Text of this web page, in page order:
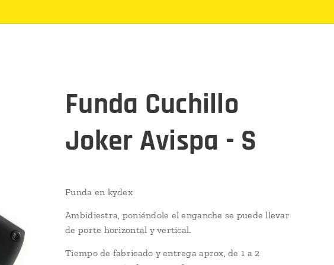
Funda Cuchillo
Joker Avispa - S
Funda en kydex
Ambidiestra, poniéndole el enganche se puede llevar
de porte horizontal y vertical.
Tiempo de fabricado y entrega aprox, de 1 a 2